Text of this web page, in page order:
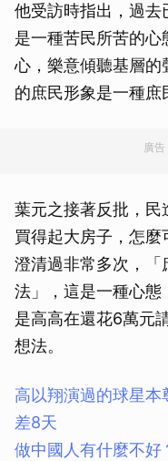
他受訪時指出，過
是一種苦民所苦的
心，樂意傾聽基層的
的庶民形象是一種庶
廣告
葉元之接著反批，民
買得起大房子，怎
澄清過非常多次，「
法」，這是一種心
是高高在還花6萬元
想法。
高以翔演過的球星
差8天
做中國人有什麼不